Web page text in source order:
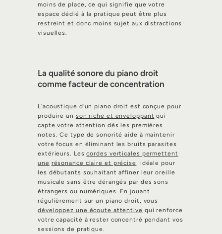
moins de place, ce qui signifie que votre
espace dédié à la pratique peut être plus
restreint et donc moins sujet aux distractions
visuelles.
La qualité sonore du piano droit
comme facteur de concentration
L'acoustique d'un piano droit est conçue pour
produire un son riche et enveloppant qui
capte votre attention dès les premières
notes. Ce type de sonorité aide à maintenir
votre focus en éliminant les bruits parasites
extérieurs. Lescordes verticales permettent
une résonance claire et précise , idéale pour
les débutants souhaitant affiner leur oreille
musicale sans être dérangés par des sons
étrangers ou numériques. En jouant
régulièrement sur un piano droit, vous
développez une écoute attentive qui renforce
votre capacité à rester concentré pendant vos
sessions de pratique.